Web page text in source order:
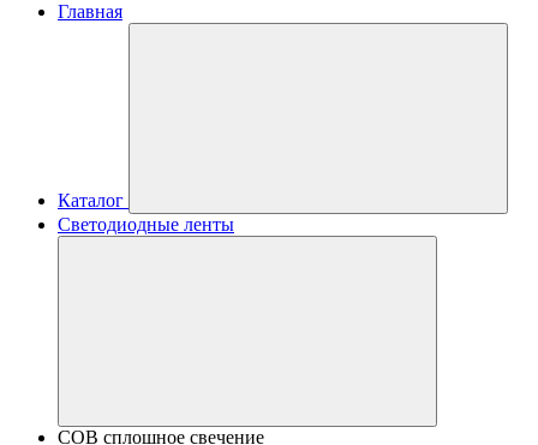
Главная
Каталог
Светодиодные ленты
COB сплошное свечение